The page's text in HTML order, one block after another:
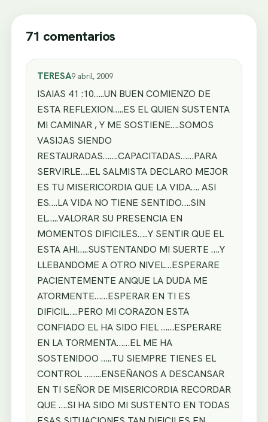
71 comentarios
TERESA9 abril, 2009
ISAIAS 41 :10…..UN BUEN COMIENZO DE
ESTA REFLEXION…..ES EL QUIEN SUSTENTA
MI CAMINAR , Y ME SOSTIENE….SOMOS
VASIJAS SIENDO
RESTAURADAS…….CAPACITADAS……PARA
SERVIRLE….EL SALMISTA DECLARO MEJOR
ES TU MISERICORDIA QUE LA VIDA…. ASI
ES….LA VIDA NO TIENE SENTIDO….SIN
EL…..VALORAR SU PRESENCIA EN
MOMENTOS DIFICILES…..Y SENTIR QUE EL
ESTA AHI…..SUSTENTANDO MI SUERTE ….Y
LLEBANDOME A OTRO NIVEL…ESPERARE
PACIENTEMENTE ANQUE LA DUDA ME
ATORMENTE……ESPERAR EN TI ES
DIFICIL…..PERO MI CORAZON ESTA
CONFIADO EL HA SIDO FIEL ……ESPERARE
EN LA TORMENTA……EL ME HA
SOSTENIDOO …..TU SIEMPRE TIENES EL
CONTROL ……..ENSEÑANOS A DESCANSAR
EN TI SEÑOR DE MISERICORDIA RECORDAR
QUE ….SI HA SIDO MI SUSTENTO EN TODAS